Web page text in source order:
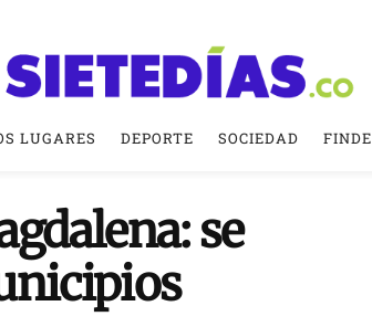
LUGARES DEPORTE SOCIEDAD FINDE
se